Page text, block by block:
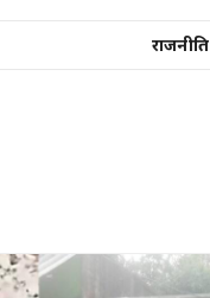
राजनीति